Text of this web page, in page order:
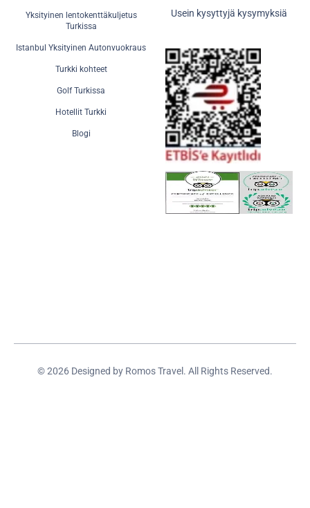
Yksityinen lentokenttäkuljetus
Turkissa
Istanbul Yksityinen Autonvuokraus
Turkki kohteet
Golf Turkissa
Hotellit Turkki
Blogi
Usein kysyttyjä kysymyksiä
© 2026 Designed by Romos Travel. All Rights Reserved.